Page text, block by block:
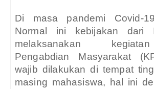
Di masa pandemi Covid-
Normal ini kebijakan dari
melaksanakan
Pengabdian Masyarakat
wajib dilakukan di tempat
masing mahasiswa, hal ini